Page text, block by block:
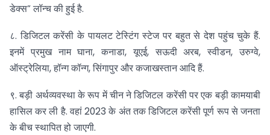
डेक्स” लॉन्च की हुई है.
८. डिजिटल करेंसी के पायलट टेस्टिंग स्टेज पर बहुत से देश पहुंच चुके हैं.
इनमें प्रमुख नाम घाना, कनाडा, यूएई, सऊदी अरब, स्वीडन, उरुग्वे,
ऑस्ट्रेलिया, हॉन्ग कॉन्ग, सिंगापुर और कजाखस्तान आदि हैं.
९. बड़ी अर्थव्यवस्था के रूप में चीन ने डिजिटल करेंसी पर एक बड़ी कामयाबी
हासिल कर ली है. वहां 2023 के अंत तक डिजिटल करेंसी पूर्ण रूप से जनता
के बीच स्थापित हो जाएगी.